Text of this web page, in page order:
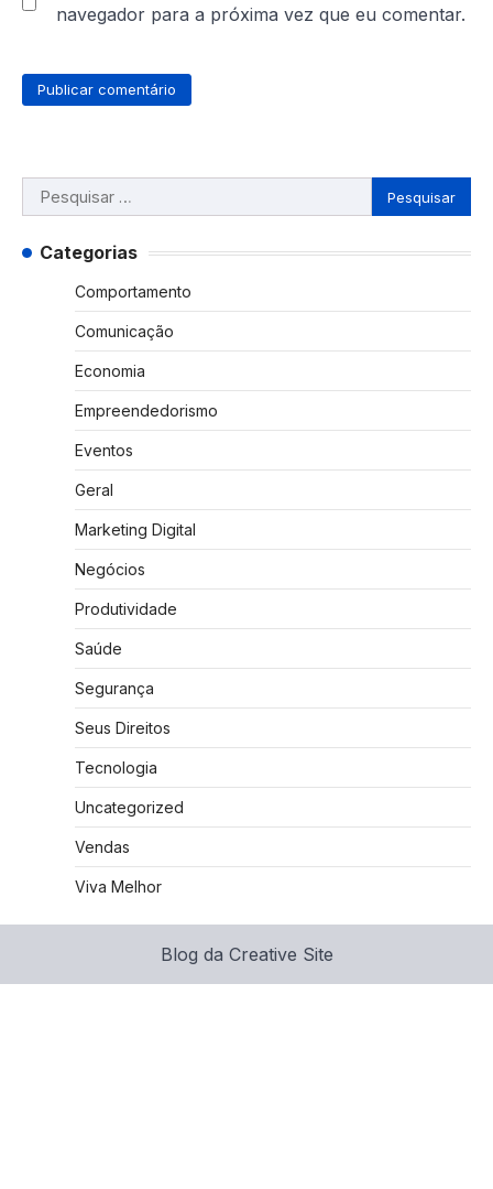
navegador para a próxima vez que eu comentar.
Pesquisar
por:
Categorias
Comportamento
Comunicação
Economia
Empreendedorismo
Eventos
Geral
Marketing Digital
Negócios
Produtividade
Saúde
Segurança
Seus Direitos
Tecnologia
Uncategorized
Vendas
Viva Melhor
Blog da Creative Site